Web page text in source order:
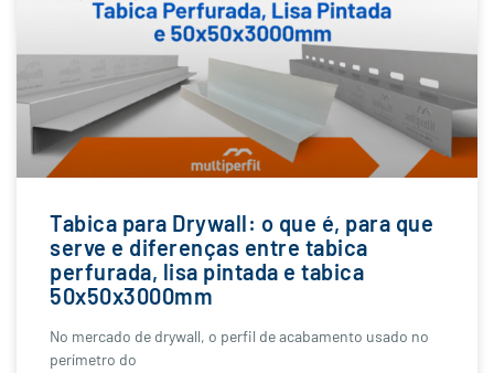
Tabica para Drywall: o que é, para que
serve e diferenças entre tabica
perfurada, lisa pintada e tabica
50x50x3000mm
No mercado de drywall, o perfil de acabamento usado no
perímetro do